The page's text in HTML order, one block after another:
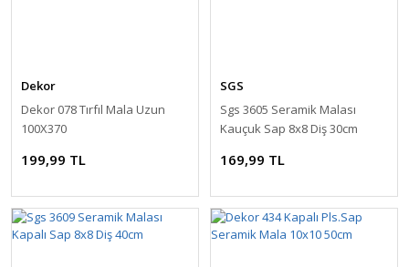
Dekor
Dekor 078 Tırfıl Mala Uzun
100X370
199,99 TL
SGS
Sgs 3605 Seramik Malası
Kauçuk Sap 8x8 Diş 30cm
169,99 TL